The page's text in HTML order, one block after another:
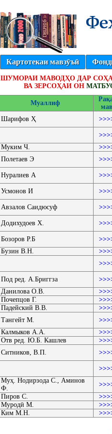
Картотекаи мавзӯъӣ
ШУМОРАИ МАВОДҲО ДАР
ВА ЗЕРСОҲАИ ОН
Муаллиф
Шарифов Ҳ
Муким Ч.
Полетаев Э
Нуралиев А
Усмонов И
Авзалов Саидюсуф
Додихудоев Х.
Бозоров Р.Б
Бузин В.Н.
Под ред. А.Бриггза
Данилова О.В.
Почепцов Г.
Падейский В.В.
Тангейт М.
Калмыков А.А.
Отв ред. Ю.Б. Кашлев
Ситников, В.П.
Муҳ. Нодирзода С., Аминов
Ф.
Пиров С.
Муродӣ М.
Ким М.Н.